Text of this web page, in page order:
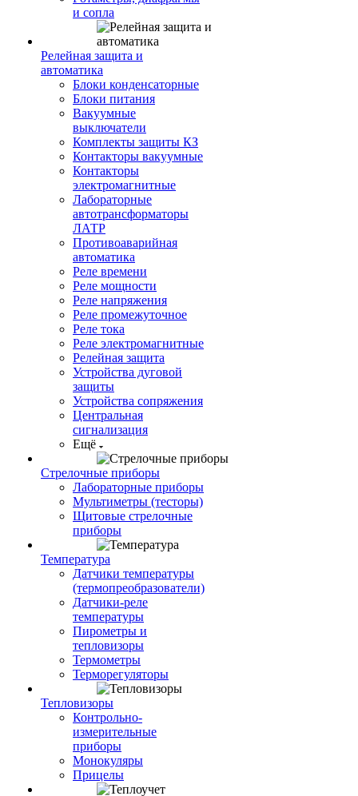
и сопла
Релейная защита и
автоматика
Блоки конденсаторные
Блоки питания
Вакуумные
выключатели
Комплекты защиты КЗ
Контакторы вакуумные
Контакторы
электромагнитные
Лабораторные
автотрансформаторы
ЛАТР
Противоаварийная
автоматика
Реле времени
Реле мощности
Реле напряжения
Реле промежуточное
Реле тока
Реле электромагнитные
Релейная защита
Устройства дуговой
защиты
Устройства сопряжения
Центральная
сигнализация
Ещё
Стрелочные приборы
Лабораторные приборы
Мультиметры (тесторы)
Щитовые стрелочные
приборы
Температура
Датчики температуры
(термопреобразователи)
Датчики-реле
температуры
Пирометры и
тепловизоры
Термометры
Терморегуляторы
Тепловизоры
Контрольно-
измерительные
приборы
Монокуляры
Прицелы